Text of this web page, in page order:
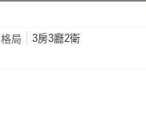
格局
3房3廳2衛